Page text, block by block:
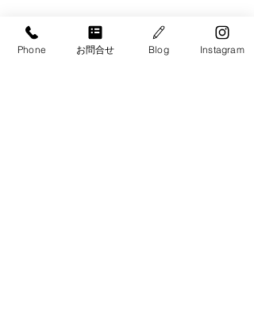
Phone お問合せ Blog Instagram